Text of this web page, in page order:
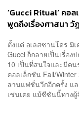
‘Gucci Ritual’ คอ
พูดถึงเรื่องศาสนา วั
ตั้งแต่ อเลสซานโดร มิเ
Gucci ก็กลายเป็นเรื่อ
10 เป็นที่สนใจและมีค
คอลเล็กชัน Fall/
ลานแฟชั่นวีกอีกครั้ง แ
เช่นเคย แม้ซีซันนี้ทาง